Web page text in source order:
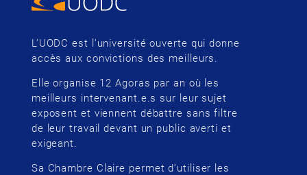
L’UODC est l’université ouverte qui donne
accès aux convictions des meilleurs.
Elle organise 12 Agoras par an où les
meilleurs intervenant.e.s sur leur sujet
exposent et viennent débattre sans filtre
de leur travail devant un public averti et
exigeant.
Sa Chambre Claire permet d’utiliser les